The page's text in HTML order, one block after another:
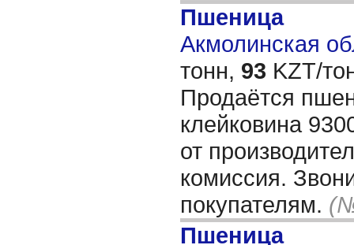
Пшеница
Акмолинская
тонн, 93 KZT/
Продаётся
клейковина
от
комиссия.
покупателям.
Пшеница